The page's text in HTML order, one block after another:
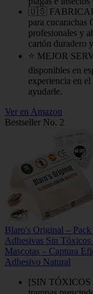
🇺🇸
para cucarachas
profesionales y
cartón duradero
⭐️ MEJOR
disponibles en
experiencia en
ayudarle.
Ver en Amazon
Bestseller No. 2
Blaro's Original – Pack
Adhesivas Sin
Mascotas – Captura
Adhesivo Natural
[SIN TÓXICOS